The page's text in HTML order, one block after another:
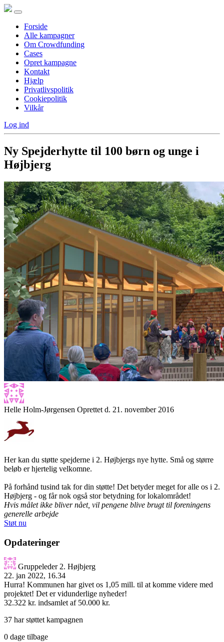
Forside
Alle kampagner
Om Crowdfunding
Cases
Opret kampagne
Kontakt
Hjælp
Privatlivspolitik
Cookiepolitik
Vilkår
Log ind
Ny Spejderhytte til 100 børn og unge i
Højbjerg
Helle Holm-Jørgensen Oprettet d. 21. november 2016
Her kan du støtte spejderne i 2. Højbjergs nye hytte. Små og større
beløb er hjertelig velkomne.
På forhånd tusind tak for din støtte! Det betyder meget for alle os i 2.
Højbjerg - og får nok også stor betydning for lokalområdet!
Hvis målet ikke bliver nået, vil pengene blive brugt til foreningens
generelle arbejde
Støt nu
Opdateringer
Gruppeleder 2. Højbjerg
22. jan 2022, 16.34
Hurra! Kommunen har givet os 1,05 mill. til at komme videre med
projektet! Det er vidunderlige nyheder!
32.322 kr. indsamlet af 50.000 kr.
37 har støttet kampagnen
0 dage tilbage